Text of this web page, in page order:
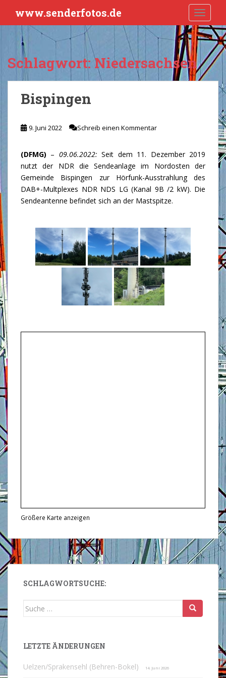
i
t
www.senderfotos.de
Schlagwort:Niedersachsen
Bispingen
9. Juni 2022 Schreib einen Kommentar
(DFMG) – 09.06.2022: Seit dem 11. Dezember 2019
nutzt der NDR die Sendeanlage im Nordosten der
Gemeinde Bispingen zur Hörfunk-Ausstrahlung des
DAB+-Multplexes NDR NDS LG (Kanal 9B /2 kW). Die
Sendeantenne befindet sich an der Mastspitze.
Größere Karte anzeigen
SCHLAGWORTSUCHE:
Suche
LETZTE ÄNDERUNGEN
Uelzen/Sprakensehl (Behren-Bokel) 14. Juni 2026